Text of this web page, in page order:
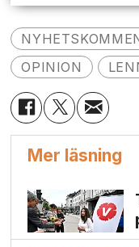
OPINION
Mer läsning